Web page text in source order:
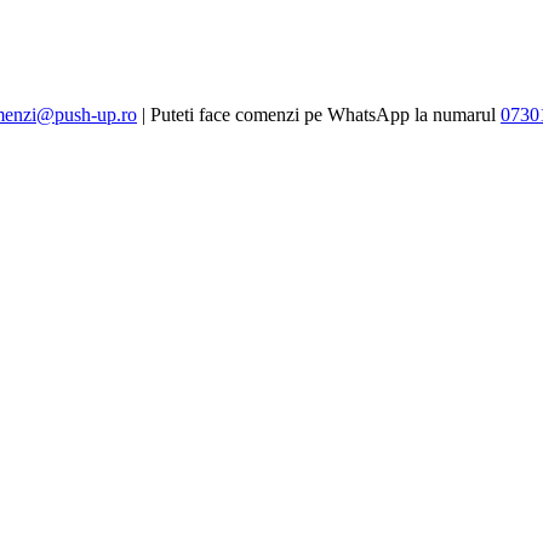
up.ro | Puteti face comenzi pe WhatsApp la numarul